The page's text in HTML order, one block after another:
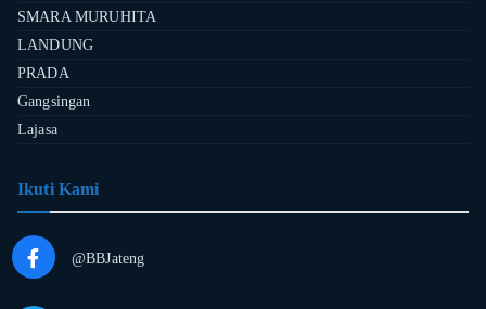
SMARA MURUHITA
LANDUNG
PRADA
Gangsingan
Lajasa
Ikuti Kami
@BBJateng